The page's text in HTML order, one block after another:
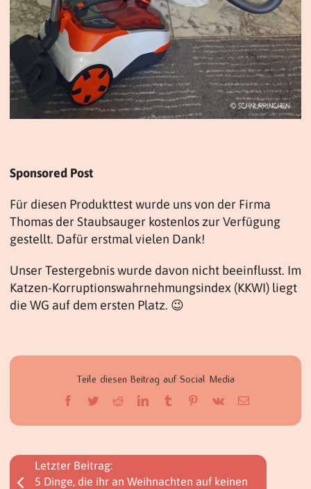
Sponsored Post
Für diesen Produkttest wurde uns von der Firma
Thomas der Staubsauger kostenlos zur Verfügung
gestellt. Dafür erstmal vielen Dank!
Unser Testergebnis wurde davon nicht beeinflusst. Im
Katzen-Korruptionswahrnehmungsindex (KKWI) liegt
die WG auf dem ersten Platz. 😉
Teile diesen Beitrag auf Social Media
Facebook
TwitterRedditLinkedInTumblr Pinterest
Vk
E-
Letzter Beitrag:
5 Dinge, die ihr an Weihnachten auf keinen